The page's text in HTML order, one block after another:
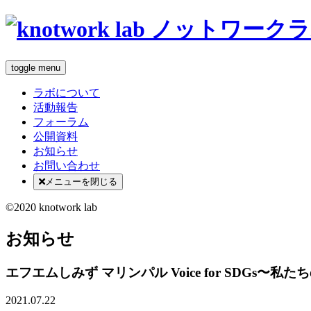
toggle menu
ラボについて
活動報告
フォーラム
公開資料
お知らせ
お問い合わせ
メニューを閉じる
©2020 knotwork lab
お知らせ
エフエムしみず マリンパル Voice for SDGs〜私た
2021.07.22